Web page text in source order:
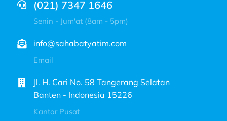
(021) 7347 1646
Senin - Jum'at (8am - 5pm)
info@sahabatyatim.com
Email
Jl. H. Cari No. 58 Tangerang Selatan
Banten - Indonesia 15226
Kantor Pusat